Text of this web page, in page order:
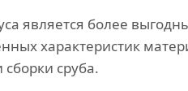
является более
характеристик
сруба.